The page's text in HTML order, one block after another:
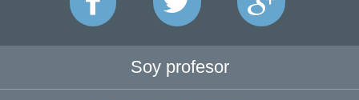
Soy profesor